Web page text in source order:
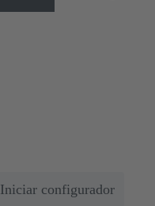
Iniciar configurador